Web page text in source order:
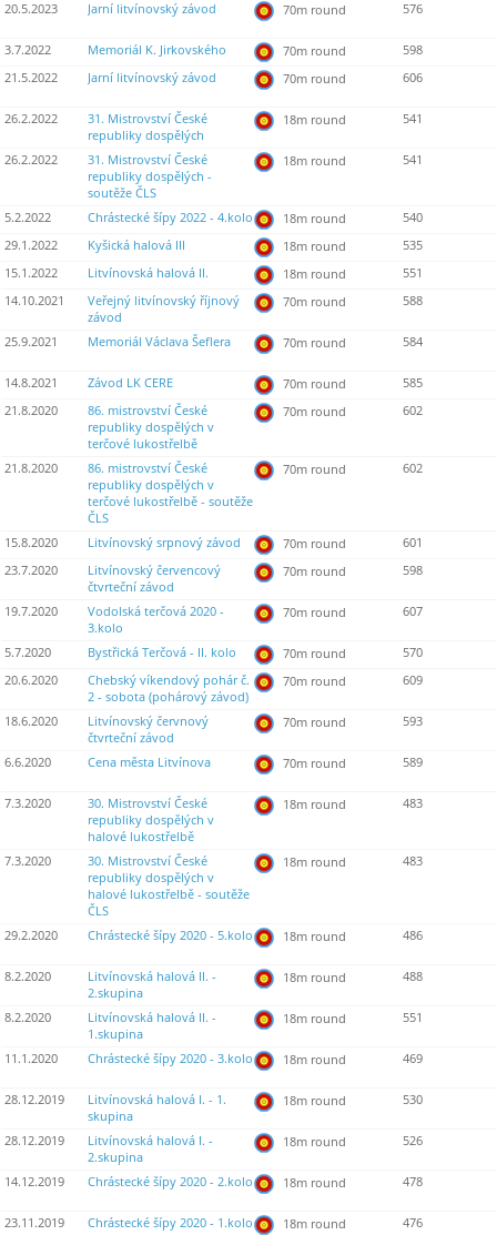
20.5.2023 Jarní litvínovský závod 70m round 576
3.7.2022 Memoriál K. Jirkovského 70m round
598
21.5.2022
Jarní litvínovský závod 70m round 606
26.2.2022
31. Mistrovství České
republiky dospělých
18m round 541
26.2.2022
31. Mistrovství České
republiky dospělých -
soutěže ČLS
18m round 541
5.2.2022 Chrástecké šípy 2022 - 4.kolo 18m round
540
29.1.2022
Kyšická halová III 18m round
535
15.1.2022
Litvínovská halová II. 18m round
551
14.10.2021
Veřejný litvínovský říjnový
závod
70m round 588
25.9.2021 Memoriál Václava Šeflera 70m round 584
14.8.2021 Závod LK CERE 70m round
585
21.8.2020
86. mistrovství České
republiky dospělých v
terčové lukostřelbě
70m round 602
21.8.2020
86. mistrovství České
republiky dospělých v
terčové lukostřelbě - soutěže
ČLS
70m round 602
15.8.2020 Litvínovský srpnový závod 70m round
601
23.7.2020
Litvínovský červencový
čtvrteční závod
70m round 598
19.7.2020
Vodolská terčová 2020 -
3.kolo
70m round 607
5.7.2020 Bystřická Terčová - II. kolo 70m round
570
20.6.2020
Chebský víkendový pohár č.
2 - sobota (pohárový závod)
70m round 609
18.6.2020
Litvínovský červnový
čtvrteční závod
70m round 593
6.6.2020 Cena města Litvínova 70m round 589
7.3.2020
30. Mistrovství České
republiky dospělých v
halové lukostřelbě
18m round 483
7.3.2020
30. Mistrovství České
republiky dospělých v
halové lukostřelbě - soutěže
ČLS
18m round 483
29.2.2020 Chrástecké šípy 2020 - 5.kolo 18m round 486
8.2.2020
Litvínovská halová II. -
2.skupina
18m round 488
8.2.2020
Litvínovská halová II. -
1.skupina
18m round 551
11.1.2020 Chrástecké šípy 2020 - 3.kolo 18m round 469
28.12.2019
Litvínovská halová I. - 1.
skupina
18m round 530
28.12.2019
Litvínovská halová I. -
2.skupina
18m round 526
14.12.2019 Chrástecké šípy 2020 - 2.kolo 18m round 478
23.11.2019 Chrástecké šípy 2020 - 1.kolo 18m round 476